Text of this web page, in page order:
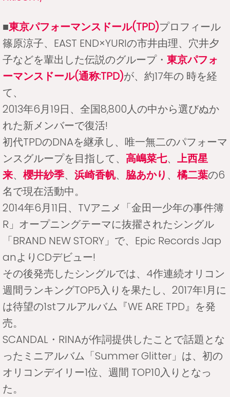
■東京パフォーマンスドール(TPD)プロフィール
篠原涼子、EAST END×YURIの市井由理、穴井夕
子などを輩出した伝説のグループ・ 東京パフォ
ーマンスドール(通称:TPD)が、約17年の 時を経
て、
2013年6月19日、全国8,800人の中から選びぬか
れた新メンバーで復活!
初代TPDのDNAを継承し、唯一無二のパフォーマ
ンスグループを目指して、 高嶋菜七、 上西星
来、 櫻井紗季、 浜崎香帆、 脇あかり 、 橘二葉の6
名で現在活動中。
2014年6月11日、TVアニメ「金田一少年の事件簿
R」オープニングテーマに抜擢されたシングル
「BRAND NEW STORY」で、Epic Records Jap
anよりCDデビュー!
その後発売したシングルでは、4作連続オリコン
週間ランキングTOP5入りを果たし、2017年1月に
は待望の1stフルアルバム『WE ARE TPD』を発
売。
SCANDAL・RINAが作詞提供したことで話題とな
ったミニアルバム「Summer Glitter」は、初の
オリコンデイリー1位、週間 TOP10入りとなっ
た。